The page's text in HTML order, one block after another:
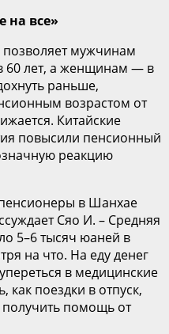
на все»
позволяет мужчинам
60 лет, а женщинам — в
раньше,
возрастом от
Китайские
повысили пенсионный
реакцию
в Шанхае
Сяо И. – Средняя
5–6 тысяч юаней в
на что. На еду денег
в медицинские
как поездки в отпуск,
помощь от